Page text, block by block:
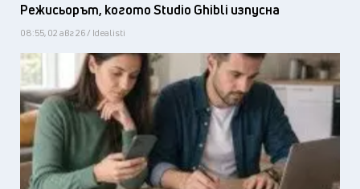
Режисьорът, когото Studio Ghibli изпусна
08:55, 02 авг 26 / Idealisti